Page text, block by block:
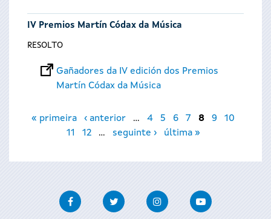
IV Premios Martín Códax da Música
RESOLTO
Gañadores da IV edición dos Premios
Martín Códax da Música
Páxinas
« primeira ‹ anterior … 4 5 6 7 8 9
10
11
12 … seguinte › última »
FacebookTwitter InstagramYoutube